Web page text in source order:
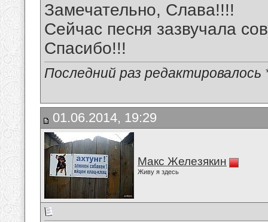
Замечательно, Слава!!!!
Сейчас песня зазвучала
Спасибо!!!
Последний раз
01.06.2014, 19:29
Макс Железякин
Живу я здесь